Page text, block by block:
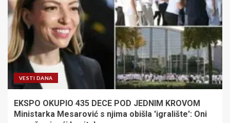
VESTI DANA
EKSPO OKUPIO 435 DECE POD JEDNIM KROVOM
Ministarka Mesarović s njima obišla 'igralište': Oni